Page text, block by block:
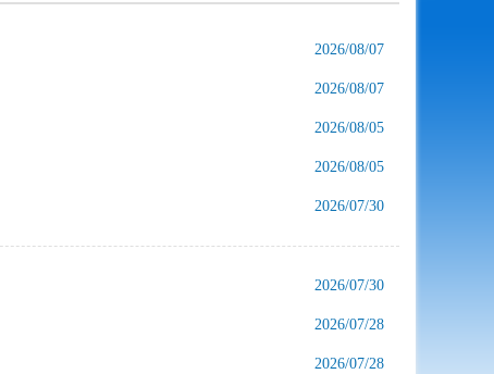
2026/08/07
2026/08/07
2026/08/05
2026/08/05
2026/07/30
2026/07/30
2026/07/28
2026/07/28